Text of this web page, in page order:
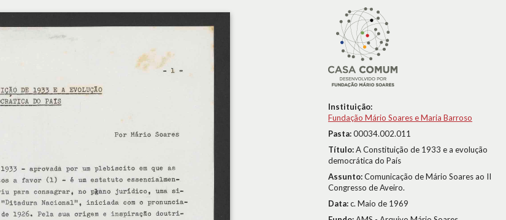
Instituição:
Fundação Mário Soares e Maria Barroso
Pasta:00034.002.011
Título:A Constituição de 1933 e a evolução
democrática do País
Assunto:Comunicação de Mário Soares ao II
Congresso de Aveiro.
Data:c. Maio de 1969